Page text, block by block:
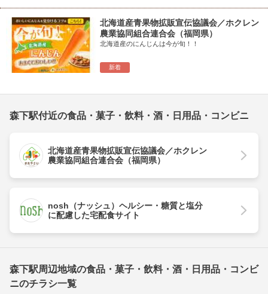
新着
北海道産青果物拡販宣伝協議会／ホクレン
農業協同組合連合会（福岡県）
北海道産のにんじんは今が旬！！
森下駅付近の食品・菓子・飲料・酒・日用品・コンビニ
北海道産青果物拡販宣伝協議会／ホクレン
農業協同組合連合会（福岡県）
nosh（ナッシュ）ヘルシー・糖質と塩分
に配慮した宅配食サイト
森下駅周辺地域の食品・菓子・飲料・酒・日用品・コンビ
ニのチラシ一覧